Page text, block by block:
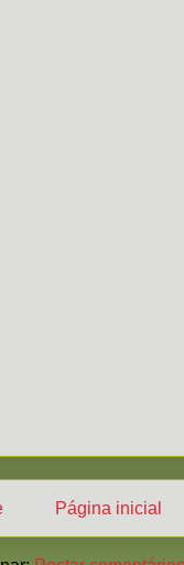
Página inicial